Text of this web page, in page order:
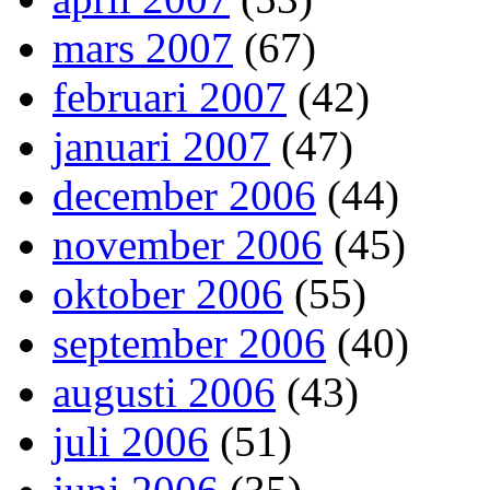
mars 2007 (67)
februari 2007 (42)
januari 2007 (47)
december 2006 (44)
november 2006 (45)
oktober 2006 (55)
september 2006 (40)
augusti 2006 (43)
juli 2006 (51)